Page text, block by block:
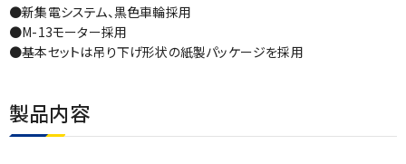
●新集電システム、黒色車輪採用
●M-13モーター採用
●基本セットは吊り下げ形状の紙製パッケージを採用
製品内容